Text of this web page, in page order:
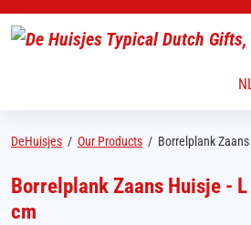
DeHuisjes / Our Products / Borrelplank
Borrelplank Zaans Huisje -
cm